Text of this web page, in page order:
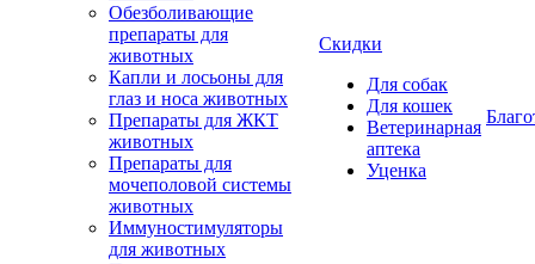
Обезболивающие
препараты для
животных
Капли и лосьоны для
глаз и носа животных
Препараты для ЖКТ
животных
Препараты для
мочеполовой системы
животных
Иммуностимуляторы
для животных
Скидки
Для собак
Для кошек
Ветеринарная
аптека
Уценка